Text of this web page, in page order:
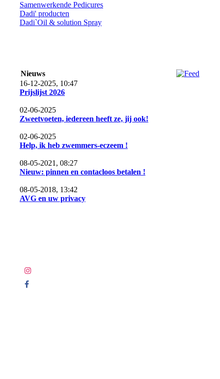
Samenwerkende Pedicures
Dadi' producten
Dadi`Oil & solution Spray
Nieuws
16-12-2025, 10:47
Prijslijst 2026
02-06-2025
Zweetvoeten, iedereen heeft ze, jij ook!
02-06-2025
Help, ik heb zwemmers-eczeem !
08-05-2021, 08:27
Nieuw: pinnen en contacloos betalen !
08-05-2018, 13:42
AVG en uw privacy